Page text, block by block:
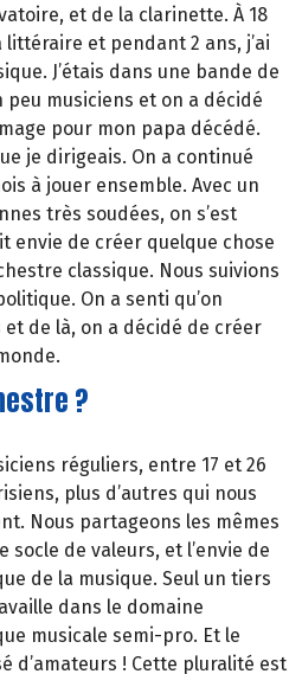
et de la clarinette. À 18
et pendant 2 ans, j’ai
J’étais dans une bande de
musiciens et on a décidé
pour mon papa décédé.
je dirigeais. On a continué
à jouer ensemble. Avec un
très soudées, on s’est
envie de créer quelque chose
classique. Nous suivions
On a senti qu’on
de là, on a décidé de créer
?
réguliers, entre 17 et 26
plus d’autres qui nous
Nous partageons les mêmes
socle de valeurs, et l’envie de
de la musique. Seul un tiers
dans le domaine
musicale semi-pro. Et le
d’amateurs ! Cette pluralité est